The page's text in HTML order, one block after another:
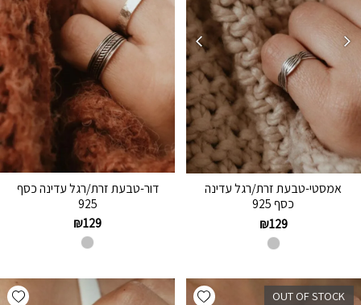
אמסטי-טבעת זרת/רגל עדינה
כסף 925
₪129
דור-טבעת זרת/רגל עדינה כסף
925
₪129
Add wishlist OUT OF STOCK